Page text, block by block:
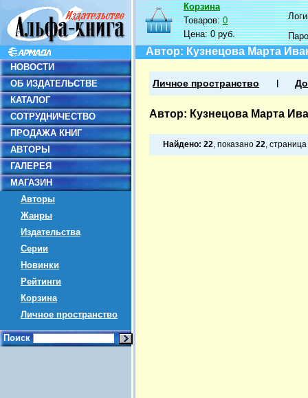
НОВОСТИ
ОБ ИЗДАТЕЛЬСТВЕ
КАТАЛОГ
СОТРУДНИЧЕСТВО
ПРОДАЖА КНИГ
АВТОРЫ
ГАЛЕРЕЯ
МАГАЗИН
Авторы
Жанры
Издательства
Серии
Новинки
Рейтинги
Корзина
Личное пространство
Поиск
Корзина
Товаров:0
Цена:0 руб.
Автор: Кузнецова Марта
Личное пространство
Автор: Кузнецова Марта
Найдено: 22, показано 22, страница